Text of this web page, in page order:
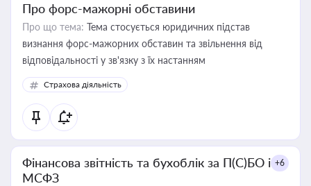
Про форс-мажорні обставини
Про що тема: Тема стосується юридичних підстав
визнання форс-мажорних обставин та звільнення від
відповідальності у зв'язку з їх настанням
Страхова діяльність
Фінансова звітність та бухоблік за П(С)БО і
МСФЗ
+6